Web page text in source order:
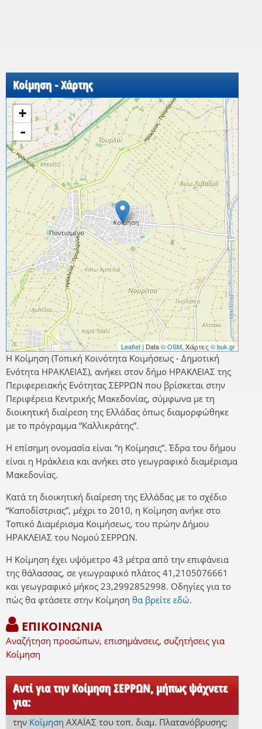
Κοίμηση - Χάρτης
+
-
Leaflet| Data© OSM, Χάρτες © buk.gr
Η Κοίμηση (Τοπική Κοινότητα Κοιμήσεως - Δημοτική
Ενότητα ΗΡΑΚΛΕΙΑΣ), ανήκει στον δήμο ΗΡΑΚΛΕΙΑΣ της
Περιφερειακής Ενότητας ΣΕΡΡΩΝ που βρίσκεται στην
Περιφέρεια Κεντρικής Μακεδονίας, σύμφωνα με τη
διοικητική διαίρεση της Ελλάδας όπως διαμορφώθηκε
με το πρόγραμμα “Καλλικράτης”.
Η επίσημη ονομασία είναι “η Κοίμησις”. Έδρα του δήμου
είναι η Ηράκλεια και ανήκει στο γεωγραφικό διαμέρισμα
Μακεδονίας.
Κατά τη διοικητική διαίρεση της Ελλάδας με το σχέδιο
“Καποδίστριας”, μέχρι το 2010, η Κοίμηση ανήκε στο
Τοπικό Διαμέρισμα Κοιμήσεως, του πρώην Δήμου
ΗΡΑΚΛΕΙΑΣ του Νομού ΣΕΡΡΩΝ.
Η Κοίμηση έχει υψόμετρο 43 μέτρα από την επιφάνεια
της θάλασσας, σε γεωγραφικό πλάτος 41,2105076661
και γεωγραφικό μήκος 23,2992852998. Οδηγίες για το
πώς θα φτάσετε στην Κοίμηση θα βρείτε εδώ.
ΕΠΙΚΟΙΝΩΝΙΑ
Αναζήτηση προσώπων, επισημάνσεις, συζητήσεις για
Κοίμηση
Αντί για την Κοίμηση ΣΕΡΡΩΝ, μήπως ψάχνετε
για:
την Κοίμηση ΑΧΑΪΑΣ του τοπ. διαμ. Πλατανόβρυσης;